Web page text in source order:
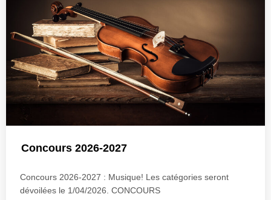
Concours 2026-2027
Concours 2026-2027 : Musique! Les catégories seront
dévoilées le 1/04/2026. CONCOURS